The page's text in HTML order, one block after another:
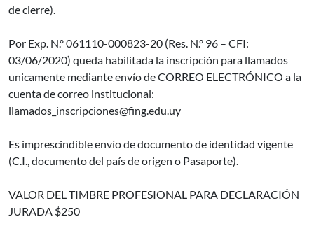
de cierre).
Por Exp. N.º 061110-000823-20 (Res. N.º 96 – CFI:
03/06/2020) queda habilitada la inscripción para llamados
unicamente mediante envío de CORREO ELECTRÓNICO a la
cuenta de correo institucional:
llamados_inscripciones@fing.edu.uy
Es imprescindible envío de documento de identidad vigente
(C.I., documento del país de origen o Pasaporte).
VALOR DEL TIMBRE PROFESIONAL PARA DECLARACIÓN
JURADA $250